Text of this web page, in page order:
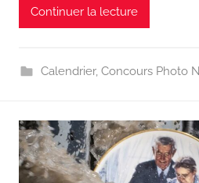
Continuer la lecture
Calendrier, Concours Photo